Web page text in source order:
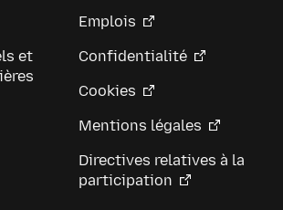
et
Emplois
Confidentialité
Cookies
Mentions légales
Directives relatives à la
participation